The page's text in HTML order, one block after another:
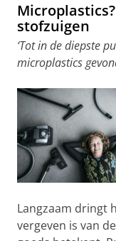
stofzuigen
‘Tot in de diepste
microplastics
Langzaam dringt
vergeven is van